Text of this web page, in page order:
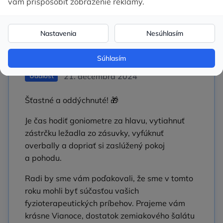
Šťastné
a oddýchnuté!
Událost 21. decembra 2024
Šťastné a oddýchnuté! 🎁
Je čas hodiť goniometre za hlavu, vytiahnuť
zástrčku ležadla zo zásuvky, vyfúknuť
overbally a dopriať si zaslúžený pokoj
a pohodu.
Radi by sme vám poďakovali, že sme v tomto
roku mohli byť súčasťou vašich
fyzioterapeutických príbehov. Prajeme vám
krásne Vianoce, dostatok zemiakového šalátu